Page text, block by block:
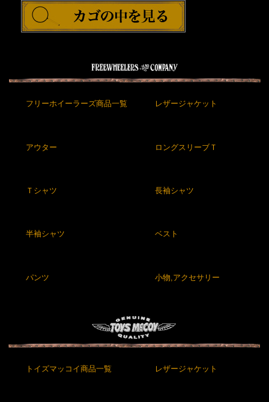
フリーホイーラーズ商品一覧 レザージャケット
アウター ロングスリーブＴ
Ｔシャツ 長袖シャツ
半袖シャツ ベスト
パンツ 小物,アクセサリー
トイズマッコイ商品一覧 レザージャケット